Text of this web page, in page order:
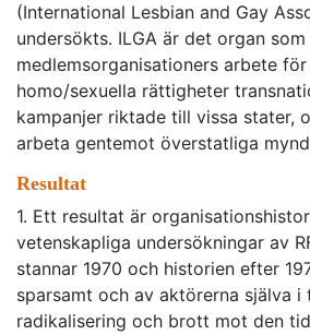
(International Lesbian and Gay
undersökts. ILGA är det organ
medlemsorganisationers arbete
homo/sexuella rättigheter
kampanjer riktade till vissa stater,
arbeta gentemot överstatliga
Resultat
1. Ett resultat är
vetenskapliga undersökningar av
stannar 1970 och historien efter
sparsamt och av aktörerna själva i
radikalisering och brott mot den